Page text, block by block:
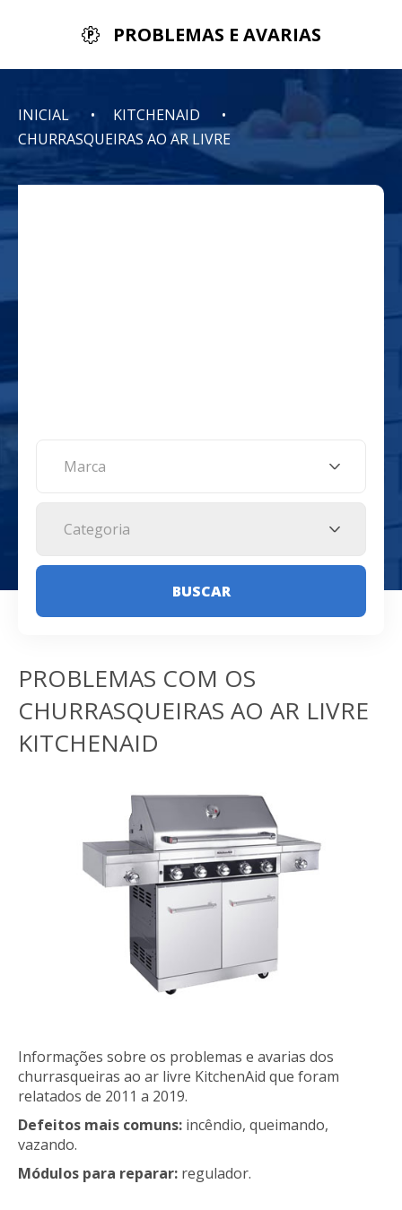
PROBLEMAS E AVARIAS
INICIAL
KITCHENAID
CHURRASQUEIRAS AO AR LIVRE
Marca
Categoria
BUSCAR
PROBLEMAS COM OS
CHURRASQUEIRAS AO AR LIVRE
KITCHENAID
Informações sobre os problemas e avarias dos
churrasqueiras ao ar livre KitchenAid que foram
relatados de 2011 a 2019.
Defeitos mais comuns: incêndio, queimando,
vazando.
Módulos para reparar: regulador.